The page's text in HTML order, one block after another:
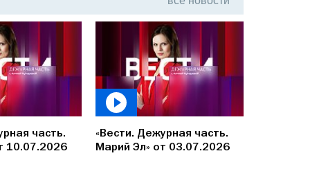
часть.
10.07.2026
«Вести. Дежурная часть.
Марий Эл» от 03.07.2026